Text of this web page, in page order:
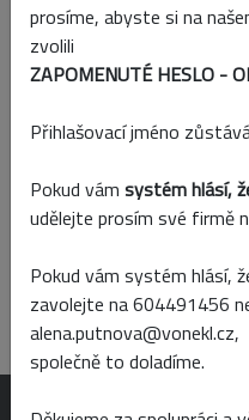
EAN:
Skladem
Popis produktu
Barvená drť v plastové
prosíme, abyste si na
zvolili
ZAPOMENUTÉ HESLO -
Přihlašovací jméno
Pokud vám systém hlásí,
udělejte prosím své firmě
Pokud vám systém hlásí,
zavolejte na 604491456
alena.putnova@vonekl.cz,
společně to doladíme.